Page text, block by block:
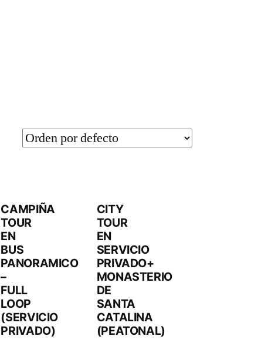
CAMPIÑA
TOUR
EN
BUS
PANORAMICO
–
FULL
LOOP
(SERVICIO
PRIVADO)
CITY
TOUR
EN
SERVICIO
PRIVADO+
MONASTERIO
DE
SANTA
CATALINA
(PEATONAL)